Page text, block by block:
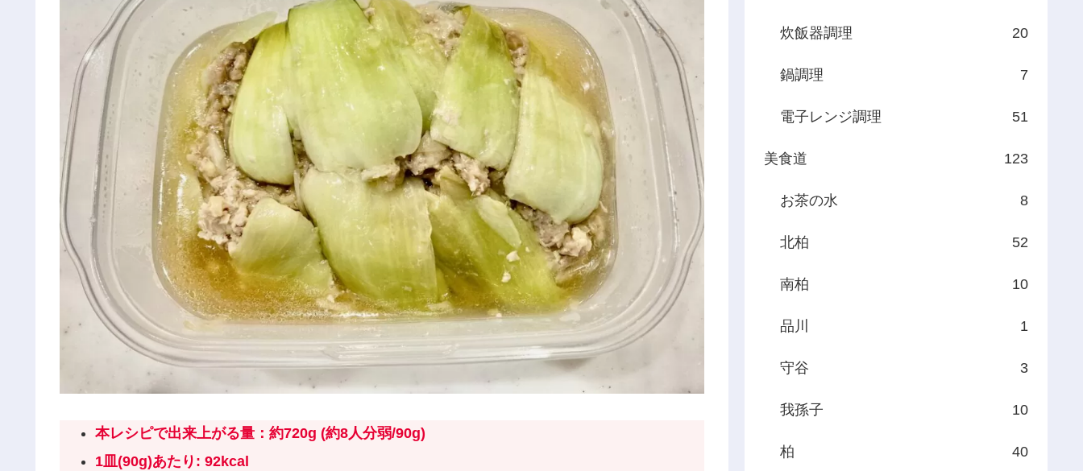
本レシピで出来上がる量：約720g (約8人分弱/90g)
1皿(90g)あたり: 92kcal
炊飯器調理 20
鍋調理 7
電子レンジ調理 51
美食道 123
お茶の水 8
北柏 52
南柏 10
品川 1
守谷 3
我孫子 10
柏 40